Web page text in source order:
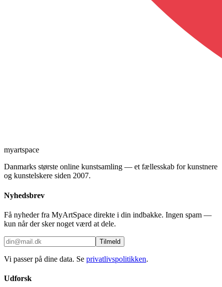
myartspace
Danmarks største online kunstsamling — et fællesskab for kunstnere
og kunstelskere siden 2007.
Nyhedsbrev
Få nyheder fra MyArtSpace direkte i din indbakke. Ingen spam —
kun når der sker noget værd at dele.
Tilmeld
Vi passer på dine data. Se privatlivspolitikken.
Udforsk